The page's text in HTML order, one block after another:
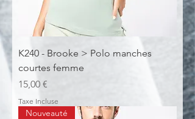
K240 - Brooke > Polo manches
courtes femme
Prix
15,00 €
Taxe Incluse
Nouveauté